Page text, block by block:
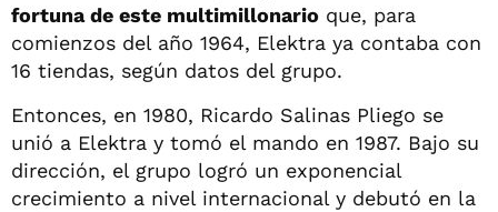
fortuna de este multimillonario que, para
comienzos del año 1964, Elektra ya contaba con
16 tiendas, según datos del grupo.
Entonces, en 1980, Ricardo Salinas Pliego se
unió a Elektra y tomó el mando en 1987. Bajo su
dirección, el grupo logró un exponencial
crecimiento a nivel internacional y debutó en la